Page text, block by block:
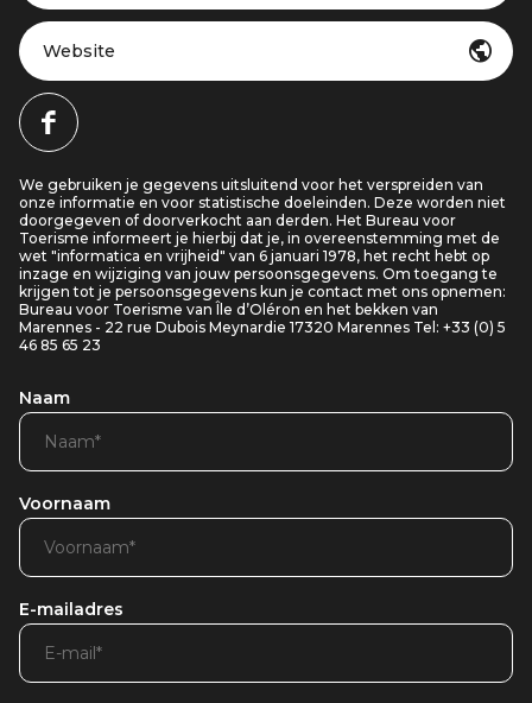
Website
We gebruiken je gegevens uitsluitend voor het verspreiden van
onze informatie en voor statistische doeleinden. Deze worden niet
doorgegeven of doorverkocht aan derden. Het Bureau voor
Toerisme informeert je hierbij dat je, in overeenstemming met de
wet "informatica en vrijheid" van 6 januari 1978, het recht hebt op
inzage en wijziging van jouw persoonsgegevens. Om toegang te
krijgen tot je persoonsgegevens kun je contact met ons opnemen:
Bureau voor Toerisme van Île d’Oléron en het bekken van
Marennes - 22 rue Dubois Meynardie 17320 Marennes Tel: +33 (0) 5
46 85 65 23
Naam
Voornaam
E-mailadres